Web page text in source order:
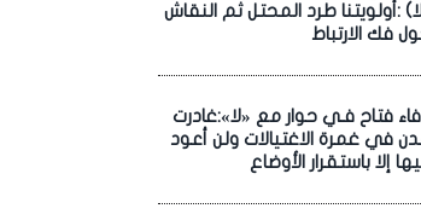
:أولويتنا طرد المحتل ثم النقاش
فك الارتباط
فتاح فـي حوار مع «لا»:غادرت
في غمرة الاغتيالات ولن أعود
إلا باستقرار الأوضاع